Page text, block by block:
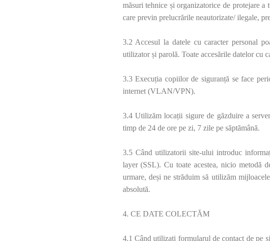
măsuri tehnice și organizatorice de protejare
care previn prelucrările neautorizate/ ilegale,
3.2 Accesul la datele cu caracter personal
utilizator și parolă. Toate accesările datelor cu
3.3 Execuția copiilor de siguranță se face
internet (VLAN/VPN).
3.4 Utilizăm locații sigure de găzduire a
timp de 24 de ore pe zi, 7 zile pe săptămână.
3.5 Când utilizatorii site-ului introduc
layer (SSL). Cu toate acestea, nicio metodă
urmare, deși ne străduim să utilizăm
absolută.
4. CE DATE COLECTĂM
4.1 Când utilizați formularul de contact de pe